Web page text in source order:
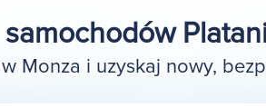
Monza i uzyskaj nowy,